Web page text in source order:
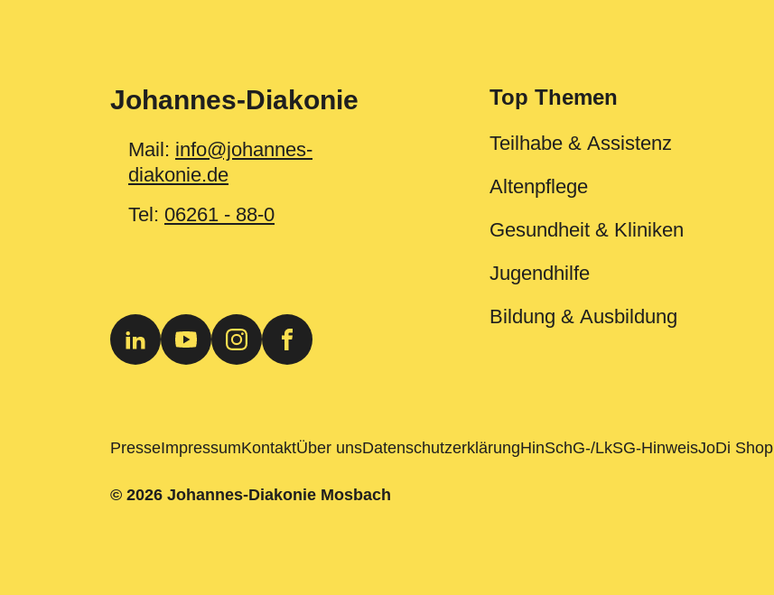
Johannes-Diakonie
Mail: info@johannes-
diakonie.de
Tel: 06261 - 88-0
Top Themen
Teilhabe & Assistenz
Altenpflege
Gesundheit & Kliniken
Jugendhilfe
Bildung & Ausbildung
PresseImpressumKontaktÜber unsDatenschutzerklärungHinSchG-/LkSG-HinweisJoDi Shop
© 2026 Johannes-Diakonie Mosbach